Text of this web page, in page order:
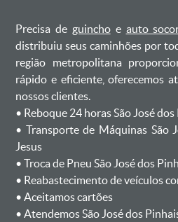
Precisa de guinchoe auto
distribuiu seus caminhões por
região metropolitana
rápido e eficiente, oferecemos
nossos clientes.
ㅤㅤ• Reboque 24 horas São José
ㅤㅤ• Transporte de Máquinas
Jesus
ㅤㅤ• Troca de Pneu São José dos
ㅤㅤ• Reabastecimento de veículos
ㅤㅤ• Aceitamos cartões
ㅤㅤ• Atendemos São José dos